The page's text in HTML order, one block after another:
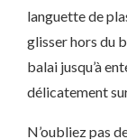
languette de
glisser hors du
balai jusqu’à
délicatement
N’oubliez pas